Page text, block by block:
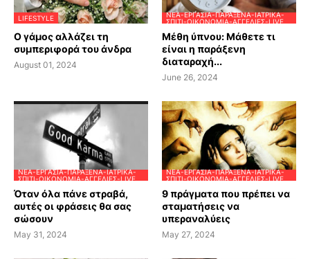
LIFESTYLE
Ο γάμος αλλάζει τη
συμπεριφορά του άνδρα
August 01, 2024
ΝΈΑ-ΕΡΓΑΣΊΑ-ΠΑΡΆΞΕΝΑ-ΙΑΤΡΙΚΆ-
ΣΠΊΤΙ-ΟΙΚΟΝΟΜΊΑ-ΑΓΓΕΛΊΕΣ-LIVE
Μέθη ύπνου: Μάθετε τι
είναι η παράξενη
διαταραχή...
June 26, 2024
ΝΈΑ-ΕΡΓΑΣΊΑ-ΠΑΡΆΞΕΝΑ-ΙΑΤΡΙΚΆ-
ΣΠΊΤΙ-ΟΙΚΟΝΟΜΊΑ-ΑΓΓΕΛΊΕΣ-LIVE
Όταν όλα πάνε στραβά,
αυτές οι φράσεις θα σας
σώσουν
May 31, 2024
ΝΈΑ-ΕΡΓΑΣΊΑ-ΠΑΡΆΞΕΝΑ-ΙΑΤΡΙΚΆ-
ΣΠΊΤΙ-ΟΙΚΟΝΟΜΊΑ-ΑΓΓΕΛΊΕΣ-LIVE
9 πράγματα που πρέπει να
σταματήσεις να
υπεραναλύεις
May 27, 2024